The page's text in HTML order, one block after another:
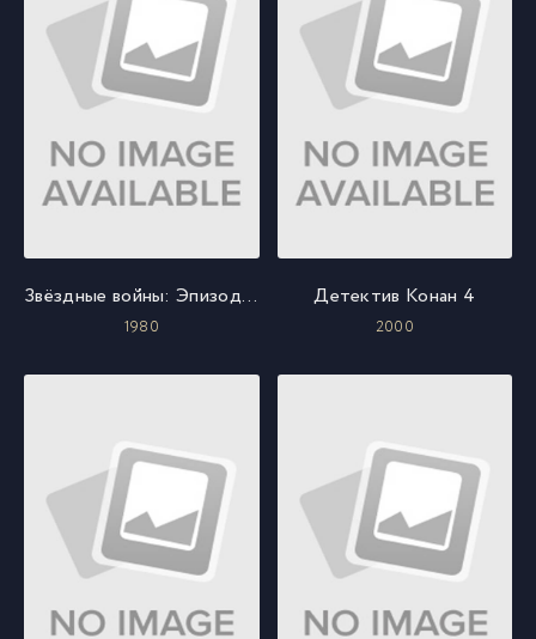
Звёздные войны: Эпизод 5 - Империя наносит ответный удар
1980
Детектив Конан 4
2000